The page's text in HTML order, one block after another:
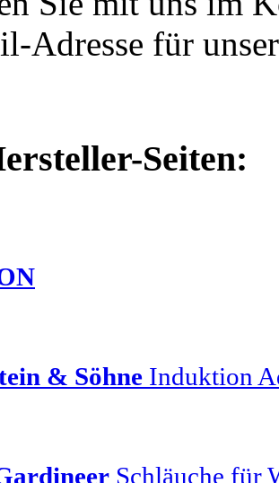
Adresse für
Seiten:
& Söhne Induktion
Schläuche für